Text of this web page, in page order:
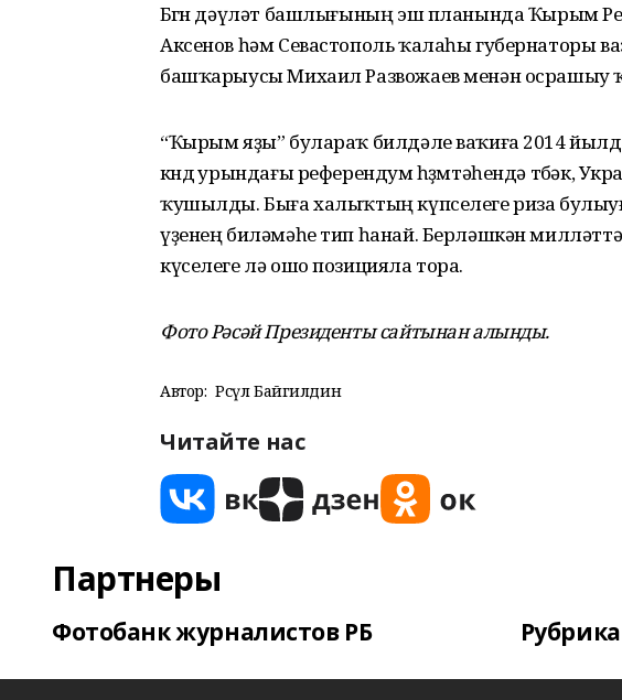
Бөгөн дәүләт башлығының эш планында Ҡырым
Аксенов һәм Севастополь ҡалаһы губернаторы
башҡарыусы Михаил Развожаев менән осрашыу
“Ҡырым яҙы” булараҡ билдәле ваҡиға 2014
көндө урындағы референдум һөҙөмтәһендә төбәк,
ҡушылды. Быға халыҡтың күпселеге риза
үҙенең биләмәһе тип һанай. Берләшкән
күселеге лә ошо позицияла тора.
Фото Рәсәй Президенты сайтынан алынды.
Автор: Рәсүл Байгилдин
Читайте нас
Партнеры
Фотобанк журналистов РБ